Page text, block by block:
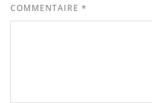
COMMENTAIRE *